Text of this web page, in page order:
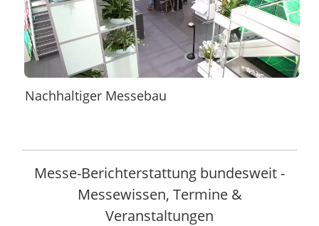
Nachhaltiger Messebau
Messe-Berichterstattung bundesweit -
Messewissen, Termine &
Veranstaltungen